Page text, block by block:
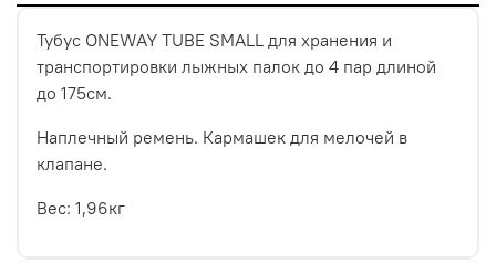
Тубус ONEWAY TUBE SMALL для хранения и
транспортировки лыжных палок до 4 пар длиной
до 175см.
Наплечный ремень. Кармашек для мелочей в
клапане.
Вес: 1,96кг